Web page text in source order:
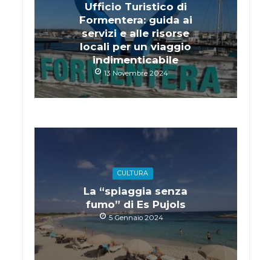
Ufficio Turistico di
Formentera: guida ai
servizi e alle risorse
locali per un viaggio
indimenticabile
13 Novembre 2024
CULTURA
La “spiaggia senza
fumo” di Es Pujols
5 Gennaio 2024